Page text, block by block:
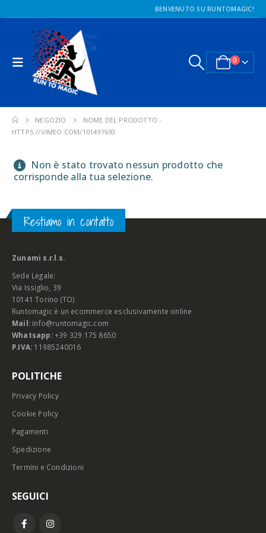
BENVENUTO SU RUNTOMAGIC!
0
NEGOZIO
NOME DEL PRODOTTO -
HTTPS://VIMEO.COM/101497693
Non è stato trovato nessun prodotto che
corrisponde alla tua selezione.
Restiamo in contatto
Zunami s.r.l.s.
Sede Legale:
Via Issiglio, 39
10141 Torino (TO)
Runtomagic è un ecommerce esclusivamente online
Mail: info@runtomagic.com
Whatsapp: +39 329 175 8650
P.IVA: 11985240016
POLITICHE
Privacy Policy
Cookie Policy
Pagamenti
Spedizione
Termini e Condizioni
SEGUICI